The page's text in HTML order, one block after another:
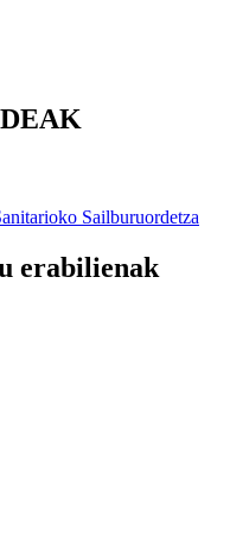
Sailburuordetza
erabilienak